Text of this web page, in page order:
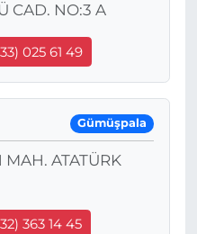
CAD. NO:3 A
025 61 49
Gümüşpala
ATATÜRK
363 14 45